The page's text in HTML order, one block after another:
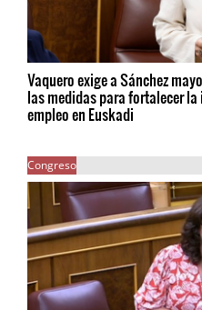
Vaquero exige a Sánchez
las medidas para fortalecer
empleo en Euskadi
Congreso